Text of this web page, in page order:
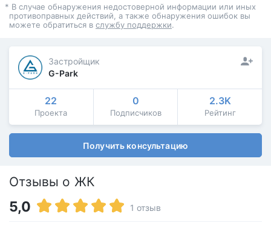
* В случае обнаружения недостоверной информации или иных
противоправных действий, а также обнаружения ошибок вы
можете обратиться в службу поддержки.
Застройщик
G-Park
22
Проекта
0
Подписчиков
2.3K
Рейтинг
Получить консультацию
Отзывы о ЖК
5,0 1 отзыв